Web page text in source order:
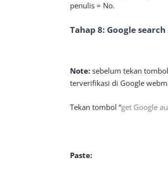
penulis = No.
Tahap 8: Google
Note: sebelum tekan tombol
terverifikasi di Google
Tekan tombol “get Google
Paste: